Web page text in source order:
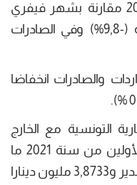
بالأسعار القارة لشهر فيفري 2021 مقارنة بشهر فيفري
2020 انخفاضا في الواردات بنسبة (-9,8%) وفي الصادرات
والصادرات انخفاضا
التونسية مع الخارج
بالأسعار الجارية خلال الشهرين الأولين من سنة 2021 ما
قيمته0,6839 مليون دينارا عند التصدير و3,8733 مليون دينارا